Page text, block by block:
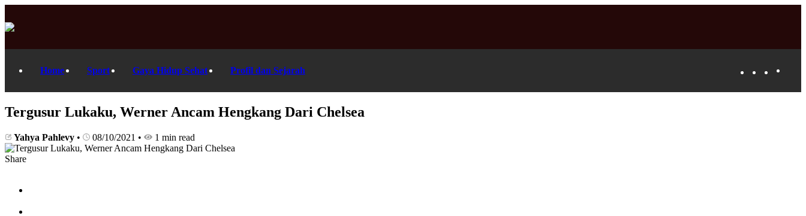
Home Sport Gaya Hidup Sehat Profil dan Sejarah
Tergusur Lukaku, Werner Ancam Hengkang Dari Chelsea
Yahya Pahlevy • 08/10/2021 • 1 min read
Share